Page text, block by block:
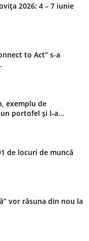
2026: 4 – 7 iunie
to Act” s-a
exemplu de
portofel și l‑a...
de locuri de muncă
vor răsuna din nou la